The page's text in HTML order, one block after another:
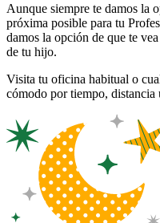
Aunque siempre te damos la
próxima posible para tu
damos la opción de que te
de tu hijo.
Visita tu oficina habitual o
cómodo por tiempo, distancia